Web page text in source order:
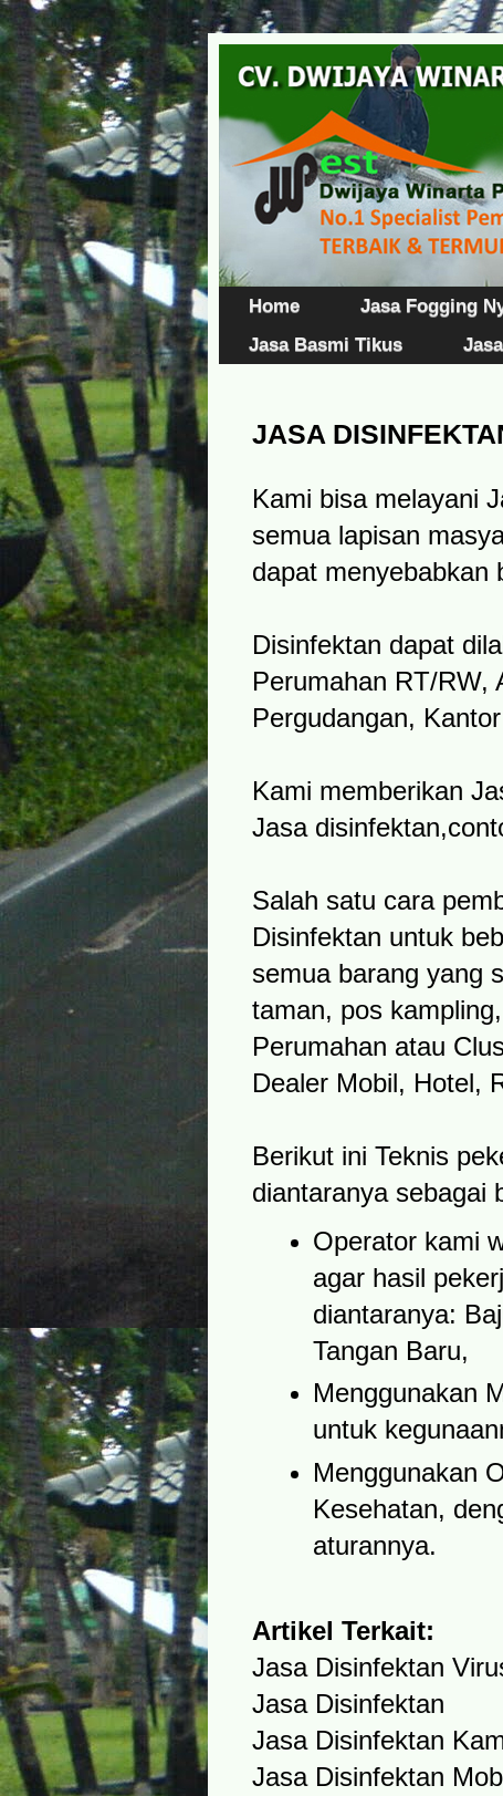
Home Jasa Fogging
Jasa Basmi Tikus
JASA
Kami bisa melayani
semua lapisan
dapat menyebabkan
Disinfektan dapat
Perumahan RT/RW,
Pergudangan,
Kami memberikan
Jasa
Salah satu cara
Disinfektan untuk
semua barang yang
taman, pos
Perumahan atau
Dealer Mobil, Hotel,
Berikut ini Teknis
diantaranya sebagai
Operator kami
agar hasil
diantaranya:
Tangan Baru,
Menggunakan
untuk
Menggunakan
Kesehatan,
aturannya.
Artikel Terkait:
Jasa Disinfektan
Jasa Disinfektan
Jasa Disinfektan
Jasa Disinfektan